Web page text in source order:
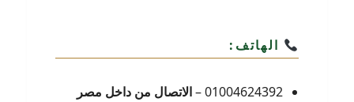
الهاتف:
01004624392 –
الاتصال من داخل مصر